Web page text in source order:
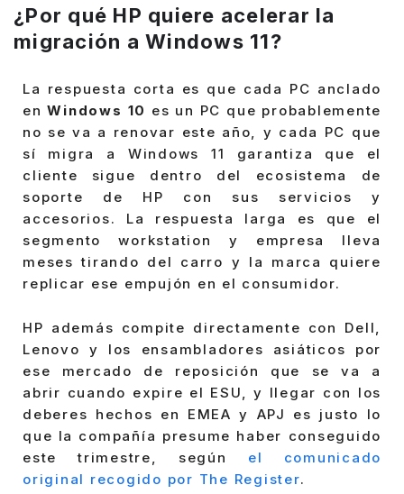
¿Por qué HP quiere acelerar la
migración a Windows 11?
La respuesta corta es que cada PC anclado
enWindows 10 es un PC que probablemente
no se va a renovar este año, y cada PC que
sí migra a Windows 11 garantiza que el
cliente sigue dentro del ecosistema de
soporte de HP con sus servicios y
accesorios. La respuesta larga es que el
segmento workstation y empresa lleva
meses tirando del carro y la marca quiere
replicar ese empujón en el consumidor.
HP además compite directamente con Dell,
Lenovo y los ensambladores asiáticos por
ese mercado de reposición que se va a
abrir cuando expire el ESU, y llegar con los
deberes hechos en EMEA y APJ es justo lo
que la compañía presume haber conseguido
este trimestre, según el comunicado
original recogido por The Register.